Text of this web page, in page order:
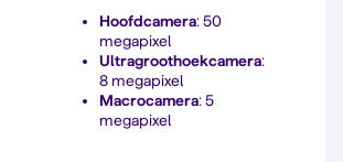
Hoofdcamera: 50
megapixel
Ultragroothoekcamera:
8 megapixel
Macrocamera: 5
megapixel